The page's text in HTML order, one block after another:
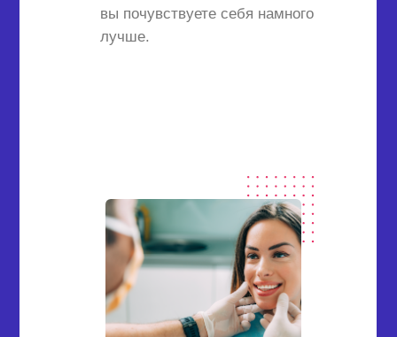
вы почувствуете себя намного
лучше.